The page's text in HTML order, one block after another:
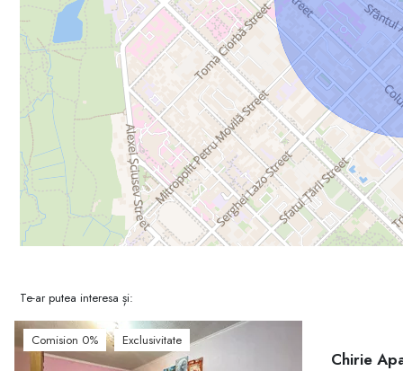
Te-ar putea interesa și:
Comision 0% Exclusivitate
Chirie